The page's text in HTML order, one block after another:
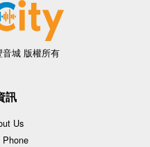
城 版權所有
訊
Us